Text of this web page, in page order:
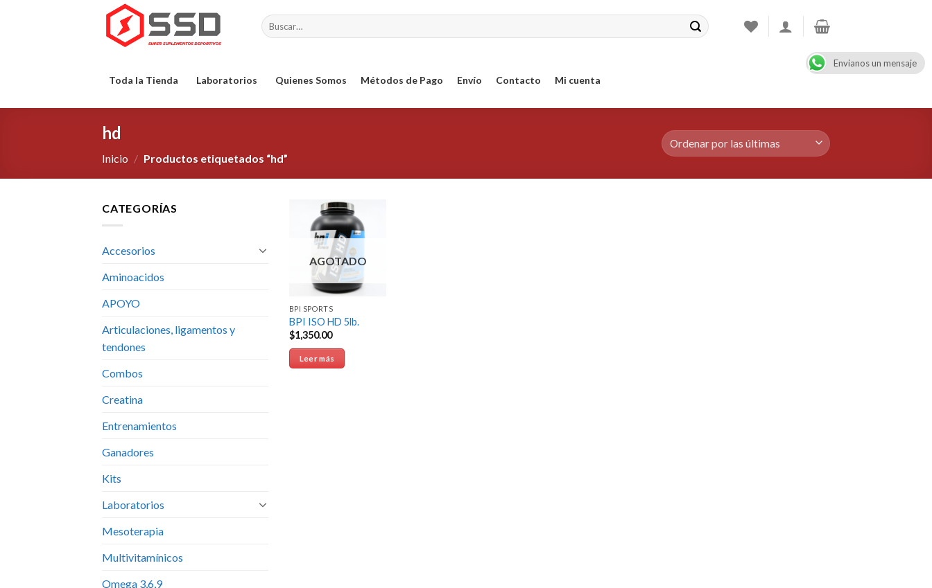
Buscar
por:
Toda la Tienda Laboratorios Quienes Somos Métodos de Pago Envío Contacto Mi cuenta
hd
Inicio / Productos etiquetados “hd”
CATEGORÍAS
Accesorios
Aminoacidos
APOYO
Articulaciones, ligamentos y
tendones
Combos
Creatina
Entrenamientos
Ganadores
Kits
Laboratorios
Mesoterapia
Multivitamínicos
Omega 3,6,9
Agregar
a la
Lista de
deseos
AGOTADO
BPI SPORTS
BPI ISO HD 5lb.
$1,350.00
Leer más
Envianos un mensaje